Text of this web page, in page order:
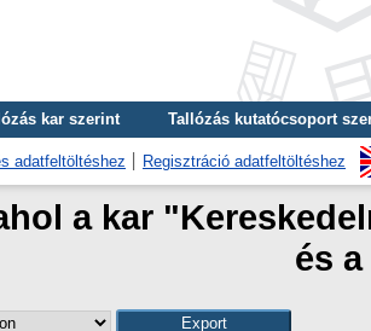
kar szerint Tallózás kutatócsoport
adatfeltöltéshez Regisztráció adatfeltöltéshez
a kar
és